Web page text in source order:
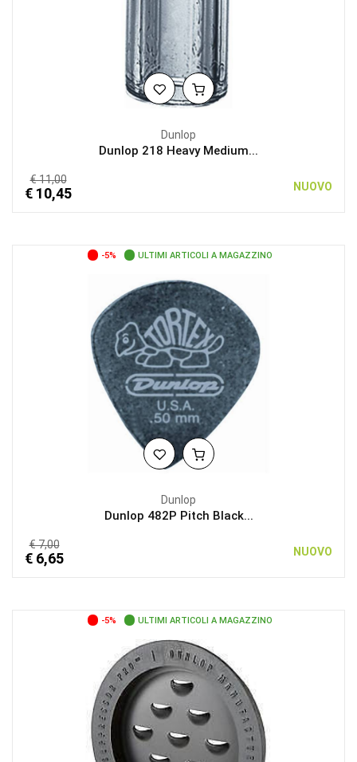
Dunlop
Dunlop 218 Heavy Medium...
€ 11,00
€ 10,45 NUOVO
-5% ULTIMI ARTICOLI A MAGAZZINO
Dunlop
Dunlop 482P Pitch Black...
€ 7,00
€ 6,65 NUOVO
-5% ULTIMI ARTICOLI A MAGAZZINO